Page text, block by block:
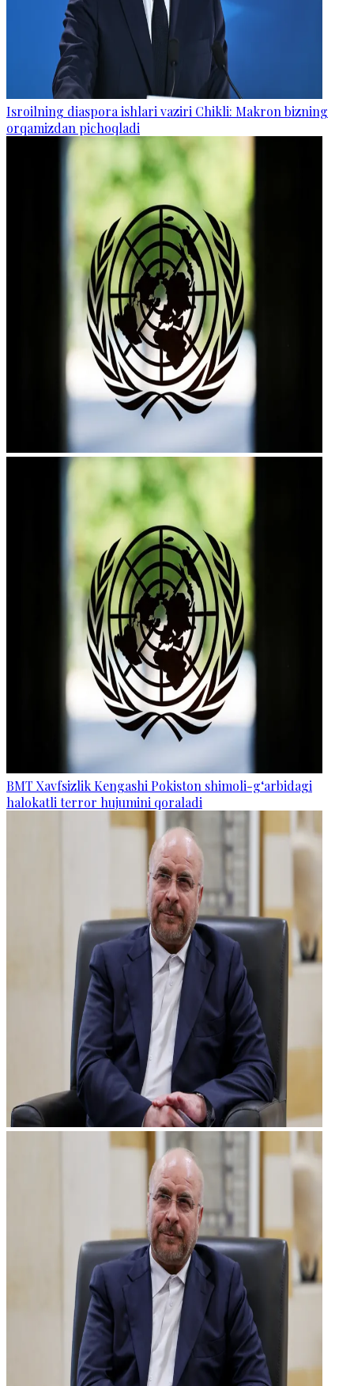
Isroilning diaspora ishlari vaziri Chikli: Makron bizning
orqamizdan pichoqladi
BMT Xavfsizlik Kengashi Pokiston shimoli-g‘arbidagi
halokatli terror hujumini qoraladi